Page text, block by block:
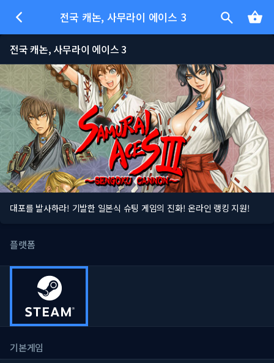
전국 캐논, 사무라이 에이스 3
전국 캐논, 사무라이 에이스 3
대포를 발사하라! 기발한 일본식 슈팅 게임의 진화! 온라인 랭킹 지원!
플랫폼
기본게임